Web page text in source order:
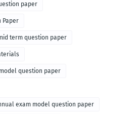
paper
Paper
term question paper
question paper
exam model question paper